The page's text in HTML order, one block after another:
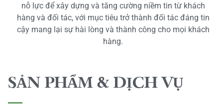
nỗ lực để xây dựng và tăng cường niềm tin từ khách
hàng và đối tác, với mục tiêu trở thành đối tác đáng tin
cậy mang lại sự hài lòng và thành công cho mọi khách
hàng.
SẢN PHẨM & DỊCH VỤ